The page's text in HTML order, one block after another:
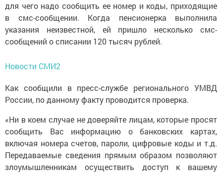
для чего надо сообщить ее номер и коды, приходящие
в смс-сообщении. Когда пенсионерка выполнила
указания неизвестной, ей пришло несколько смс-
сообщений о списании 120 тысяч рублей.
Новости СМИ2
Как сообщили в пресс-службе регионального УМВД
России, по данному факту проводится проверка.
«Ни в коем случае не доверяйте лицам, которые просят
сообщить Вас информацию о банковских картах,
включая номера счетов, пароли, цифровые коды и т.д.
Передаваемые сведения прямым образом позволяют
злоумышленникам осуществить доступ к вашему